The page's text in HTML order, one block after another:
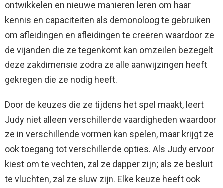
ontwikkelen en nieuwe manieren leren om haar
kennis en capaciteiten als demonoloog te gebruiken
om afleidingen en afleidingen te creëren waardoor ze
de vijanden die ze tegenkomt kan omzeilen bezegelt
deze zakdimensie zodra ze alle aanwijzingen heeft
gekregen die ze nodig heeft.
Door de keuzes die ze tijdens het spel maakt, leert
Judy niet alleen verschillende vaardigheden waardoor
ze in verschillende vormen kan spelen, maar krijgt ze
ook toegang tot verschillende opties. Als Judy ervoor
kiest om te vechten, zal ze dapper zijn; als ze besluit
te vluchten, zal ze sluw zijn. Elke keuze heeft ook